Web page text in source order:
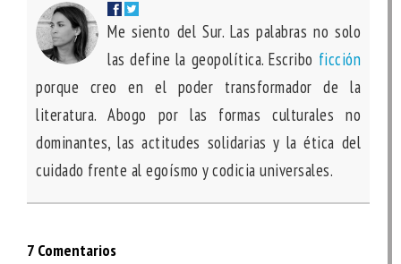
Me siento del Sur. Las palabras no solo
las define la geopolítica. Escribo ficción
porque creo en el poder transformador de la
literatura. Abogo por las formas culturales no
dominantes, las actitudes solidarias y la ética del
cuidado frente al egoísmo y codicia universales.
7 Comentarios